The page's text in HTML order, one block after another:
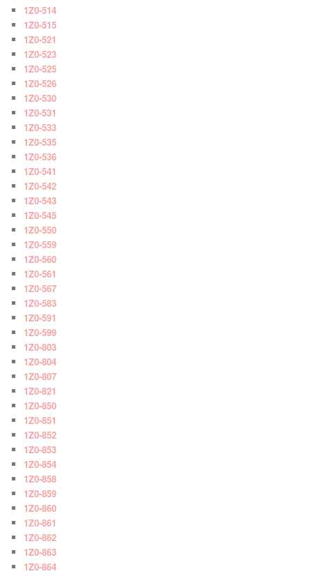
1Z0-514
1Z0-515
1Z0-521
1Z0-523
1Z0-525
1Z0-526
1Z0-530
1Z0-531
1Z0-533
1Z0-535
1Z0-536
1Z0-541
1Z0-542
1Z0-543
1Z0-545
1Z0-550
1Z0-559
1Z0-560
1Z0-561
1Z0-567
1Z0-583
1Z0-591
1Z0-599
1Z0-803
1Z0-804
1Z0-807
1Z0-821
1Z0-850
1Z0-851
1Z0-852
1Z0-853
1Z0-854
1Z0-858
1Z0-859
1Z0-860
1Z0-861
1Z0-862
1Z0-863
1Z0-864